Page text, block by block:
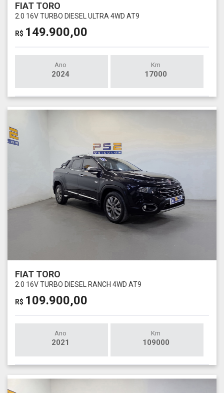
FIAT TORO
2.0 16V TURBO DIESEL ULTRA 4WD AT9
R$ 149.900,00
Ano
2024
Km
17000
FIAT TORO
2.0 16V TURBO DIESEL RANCH 4WD AT9
R$ 109.900,00
Ano
2021
Km
109000